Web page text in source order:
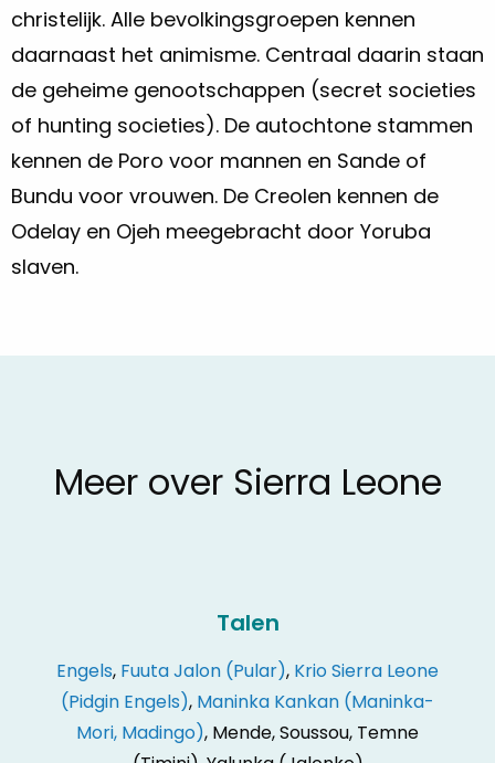
christelijk. Alle bevolkingsgroepen kennen
daarnaast het animisme. Centraal daarin staan
de geheime genootschappen (secret societies
of hunting societies). De autochtone stammen
kennen de Poro voor mannen en Sande of
Bundu voor vrouwen. De Creolen kennen de
Odelay en Ojeh meegebracht door Yoruba
slaven.
Meer over Sierra Leone
Talen
Engels, Fuuta Jalon (Pular), Krio Sierra Leone
(Pidgin Engels), Maninka Kankan (Maninka-
Mori, Madingo), Mende, Soussou, Temne